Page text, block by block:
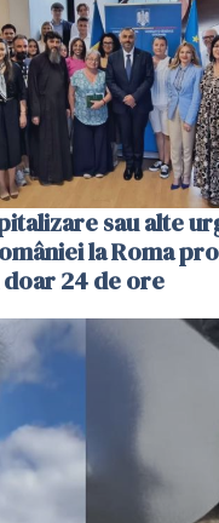
sau alte
la Roma
24 de ore